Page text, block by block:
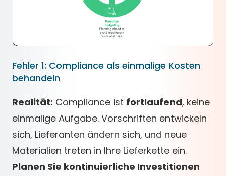
Fehler 1: Compliance als einmalige Kosten
behandeln
Realität: Compliance ist fortlaufend, keine
einmalige Aufgabe. Vorschriften entwickeln
sich, Lieferanten ändern sich, und neue
Materialien treten in Ihre Lieferkette ein.
Planen Sie kontinuierliche Investitionen